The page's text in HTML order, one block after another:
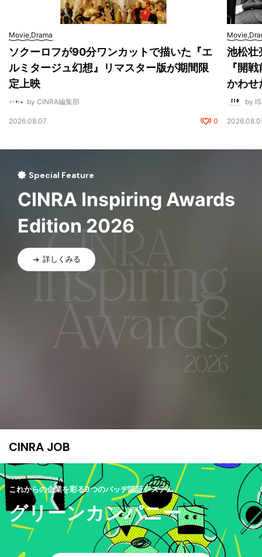
Movie,Drama
ソクーロフが90分ワンカットで描いた『エ
ルミタージュ幻想』リマスター版が期間限
定上映
by CINRA編集部
2026.08.07 0
池松壮
『開
かわせ
by
Special Feature
CINRA Inspiring Awards
Edition 2026
詳しくみる
CINRA JOB
これからの企業を彩る9つのバッヂ認証システム
グリーンカンパニー